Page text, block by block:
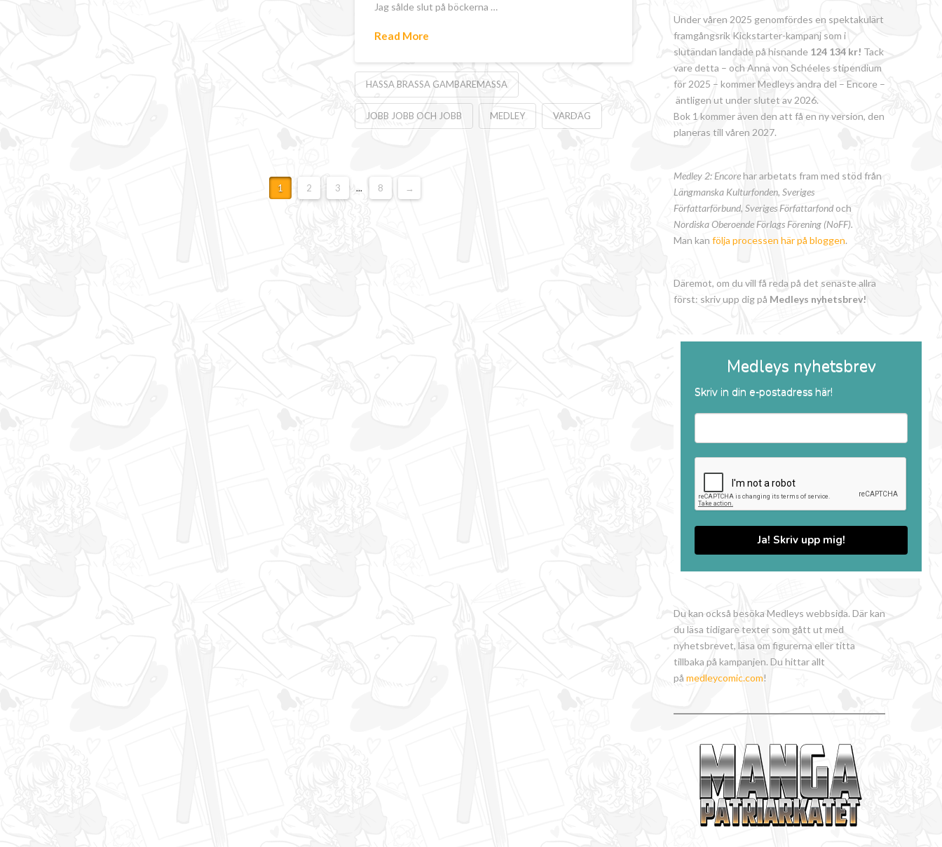
Jag sålde slut på böckerna …
Read More
HASSA BRASSA GAMBAREMASSA
JOBB JOBB OCH JOBB MEDLEY VARDAG
1 2 3 ... 8 →
Under våren 2025 genomfördes en spektakulärt
framgångsrik Kickstarter-kampanj som i
slutändan landade på hisnande 124 134 kr! Tack
vare detta – och Anna von Schéeles stipendium
för 2025 – kommer Medleys andra del – Encore –
äntligen ut under slutet av 2026.
Bok 1 kommer även den att få en ny version, den
planeras till våren 2027.
Medley 2: Encorehar arbetats fram med stöd från
Längmanska Kulturfonden, Sveriges
Författarförbund,Sveriges Författarfond och
Nordiska Oberoende Förlags Förening (NoFF).
Man kanfölja processen här på bloggen.
Däremot, om du vill få reda på det senaste allra
först: skriv upp dig på Medleys nyhetsbrev!
Medleys nyhetsbrev
Skriv in din e-postadress här!
Ja! Skriv upp mig!
Du kan också besöka Medleys webbsida. Där kan
du läsa tidigare texter som gått ut med
nyhetsbrevet, läsa om figurerna eller titta
tillbaka på kampanjen. Du hittar allt
påmedleycomic.com!